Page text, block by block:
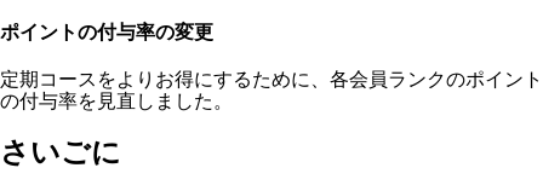
ポイントの付与率の変更
定期コースをよりお得にするために、各会員ランクのポイント
の付与率を見直しました。
さいごに